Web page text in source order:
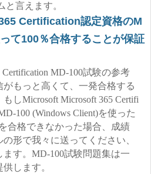
と言えます。
Certification認定資格のM
て100％合格することが保証
Certification MD-100試験の参考
もっと高くて、一発合格する
しMicrosoft Microsoft 365 Certifi
100 (Windows Client)を使った
合格できなかった場合、成績
形で我々に送ってください、
す。MD-100試験問題集は一
します。